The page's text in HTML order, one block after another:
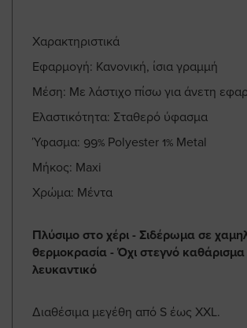
Χαρακτηριστικά
Εφαρμογή: Κανονική, ίσια γραμμή
Μέση: Με λάστιχο πίσω για άνετη
Ελαστικότητα: Σταθερό ύφασμα
Ύφασμα: 99% Polyester 1% Metal
Μήκος: Maxi
Χρώμα: Μέντα
Πλύσιμο στο χέρι - Σιδέρωμα σε
θερμοκρασία - Όχι στεγνό καθάρισμα
λευκαντικό
Διαθέσιμα μεγέθη από S έως XXL.